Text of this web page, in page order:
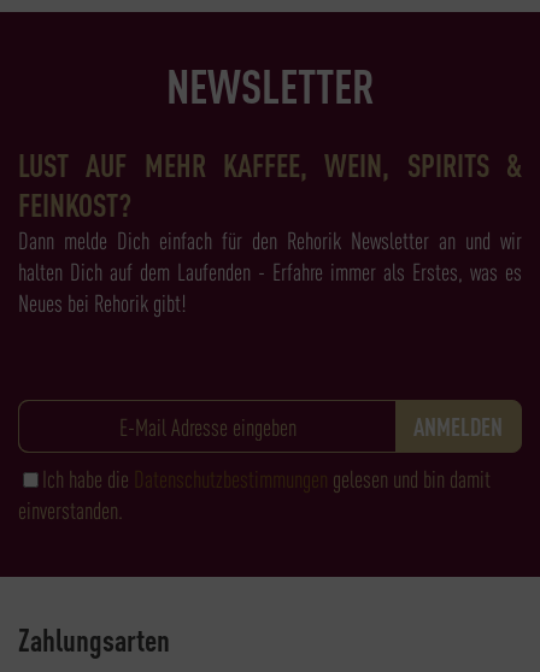
NEWSLETTER
LUST AUF MEHR KAFFEE, WEIN, SPIRITS &
FEINKOST?
Dann melde Dich einfach für den Rehorik Newsletter an und wir
halten Dich auf dem Laufenden - Erfahre immer als Erstes, was es
Neues bei Rehorik gibt!
Ich habe die Datenschutzbestimmungen gelesen und bin damit
einverstanden.
Zahlungsarten